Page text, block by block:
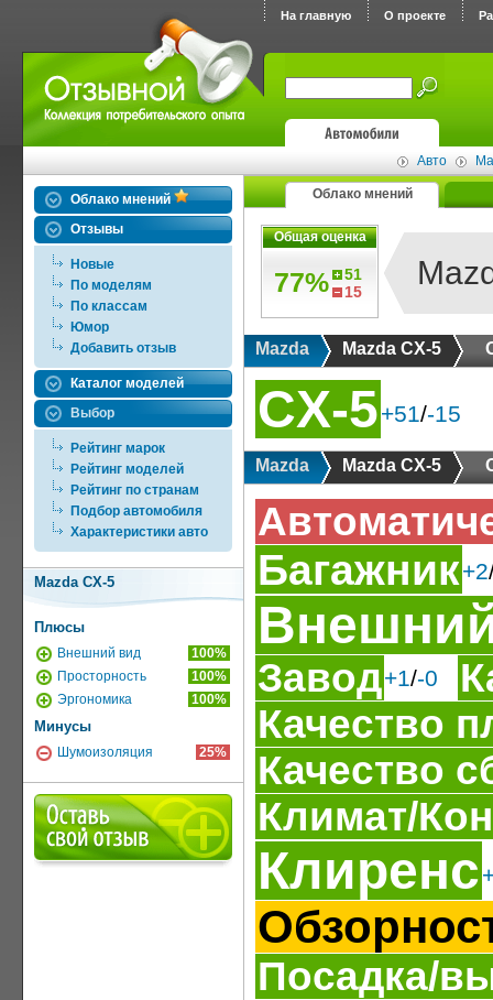
На главную О проекте
Авто
Облако мнений
Отзывы
Новые
По моделям
По классам
Юмор
Добавить отзыв
Каталог моделей
Выбор
Рейтинг марок
Рейтинг моделей
Рейтинг по странам
Подбор автомобиля
Характеристики авто
Mazda CX-5
Плюсы
Внешний вид
100%
Просторность
100%
Эргономика
100%
Минусы
Шумоизоляция 25%
Облако мнений
Общая оценка
77%
51
15
Mazda Mazda CX-5
CX-5+51/-15
Mazda Mazda CX-5
Багажник+2
Завод+1/-0
Качество
Качество
Климат/
Клиренс
Посадка/